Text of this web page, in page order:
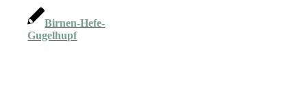
Birnen-Hefe-
Gugelhupf